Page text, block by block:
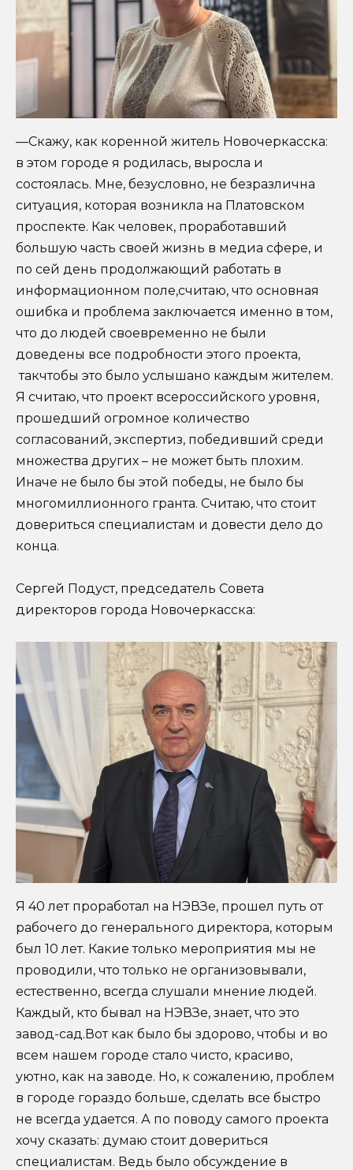
—Скажу, как коренной житель Новочеркасска:
в этом городе я родилась, выросла и
состоялась. Мне, безусловно, не безразлична
ситуация, которая возникла на Платовском
проспекте. Как человек, проработавший
большую часть своей жизнь в медиа сфере, и
по сей день продолжающий работать в
информационном поле,считаю, что основная
ошибка и проблема заключается именно в том,
что до людей своевременно не были
доведены все подробности этого проекта,
такчтобы это было услышано каждым жителем.
Я считаю, что проект всероссийского уровня,
прошедший огромное количество
согласований, экспертиз, победивший среди
множества других – не может быть плохим.
Иначе не было бы этой победы, не было бы
многомиллионного гранта. Считаю, что стоит
довериться специалистам и довести дело до
конца.
Сергей Подуст, председатель Совета
директоров города Новочеркасска:
Я 40 лет проработал на НЭВЗе, прошел путь от
рабочего до генерального директора, которым
был 10 лет. Какие только мероприятия мы не
проводили, что только не организовывали,
естественно, всегда слушали мнение людей.
Каждый, кто бывал на НЭВЗе, знает, что это
завод-сад.Вот как было бы здорово, чтобы и во
всем нашем городе стало чисто, красиво,
уютно, как на заводе. Но, к сожалению, проблем
в городе гораздо больше, сделать все быстро
не всегда удается. А по поводу самого проекта
хочу сказать: думаю стоит довериться
специалистам. Ведь было обсуждение в